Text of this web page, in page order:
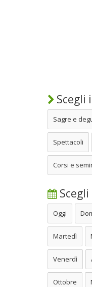
Scegli
Sagre e
Spettacoli
Corsi e
Oggi
Martedì
Venerdì
Ottobre